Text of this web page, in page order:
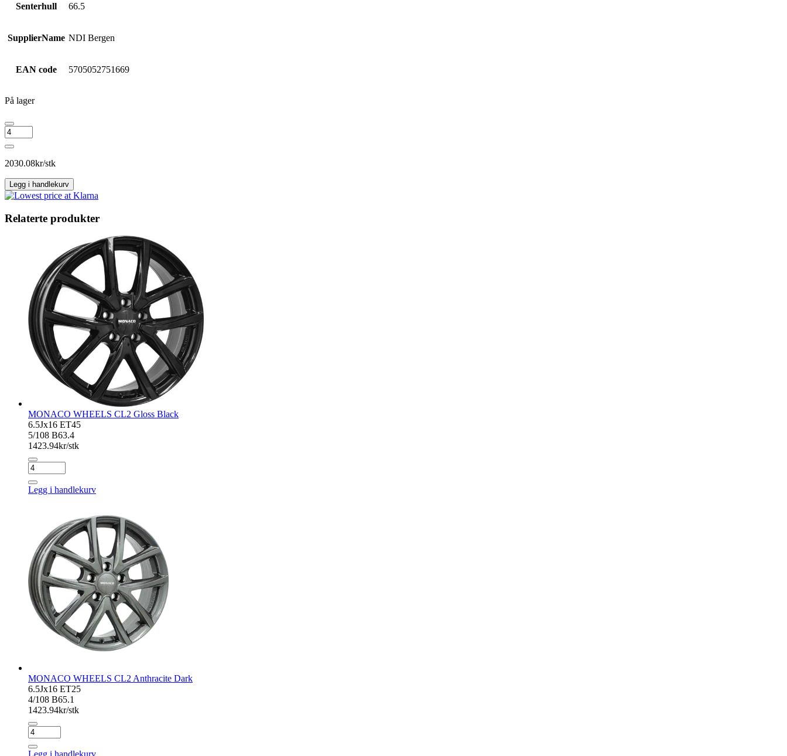
Senterhull 66.5
SupplierName NDI Bergen
EAN code 5705052751669
På lager
MEGA
WHEELS
Leo
antall
2030.08kr/stk
Legg i handlekurv
Relaterte produkter
MONACO WHEELS CL2 Gloss Black
6.5Jx16 ET45
5/108 B63.4
1423.94kr/stk
MONACO
WHEELS
CL2
Gloss
Legg i handlekurv
MONACO WHEELS CL2 Anthracite Dark
6.5Jx16 ET25
4/108 B65.1
1423.94kr/stk
MONACO
WHEELS
CL2